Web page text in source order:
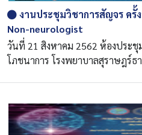
งานประชุมวิชาการสัญจร ค
Non-neurologist
วันที่ 21 สิงหาคม 2562 ห้องประชุ
โภชนาการ โรงพยาบาลสุราษฎร์